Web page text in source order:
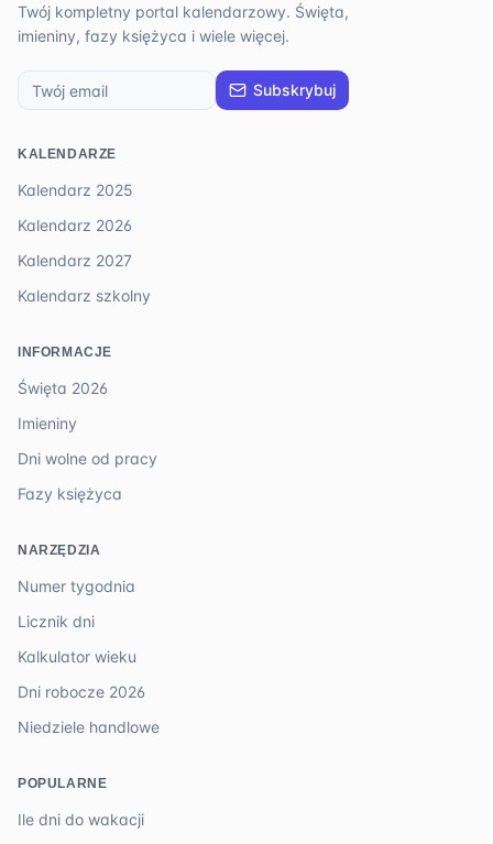
Twój kompletny portal kalendarzowy. Święta,
imieniny, fazy księżyca i wiele więcej.
Subskrybuj
KALENDARZE
Kalendarz 2025
Kalendarz 2026
Kalendarz 2027
Kalendarz szkolny
INFORMACJE
Święta 2026
Imieniny
Dni wolne od pracy
Fazy księżyca
NARZĘDZIA
Numer tygodnia
Licznik dni
Kalkulator wieku
Dni robocze 2026
Niedziele handlowe
POPULARNE
Ile dni do wakacji